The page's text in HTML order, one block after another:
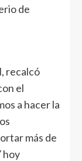
de
recalcó
el
a hacer la
más de
hoy